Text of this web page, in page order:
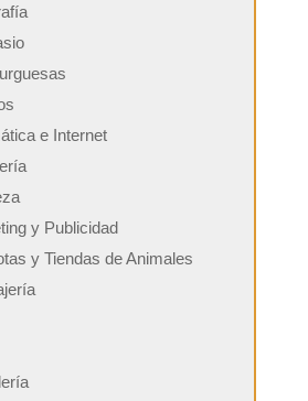
e Internet
y Publicidad
y Tiendas de Animales